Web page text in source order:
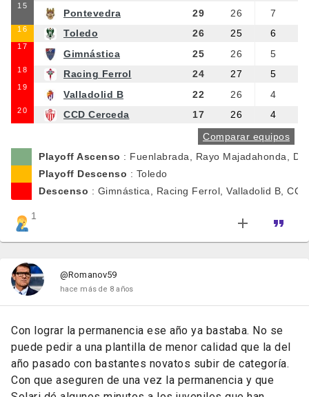
15
Pontevedra 29 26 7
16 Toledo 26 25 6
17
Gimnástica 25 26 5
18 Racing Ferrol 24 27 5
19
Valladolid B 22 26 4
20 CCD Cerceda 17 26 4
Comparar equipos
Playoff Ascenso : Fuenlabrada, Rayo Majadahonda,
Playoff Descenso : Toledo
Descenso : Gimnástica, Racing Ferrol, Valladolid B,
1
@Romanov59
hace más de 8 años
Con lograr la permanencia ese año ya bastaba. No se
puede pedir a una plantilla de menor calidad que la del
año pasado con bastantes novatos subir de categoría.
Con que aseguren de una vez la permanencia y que